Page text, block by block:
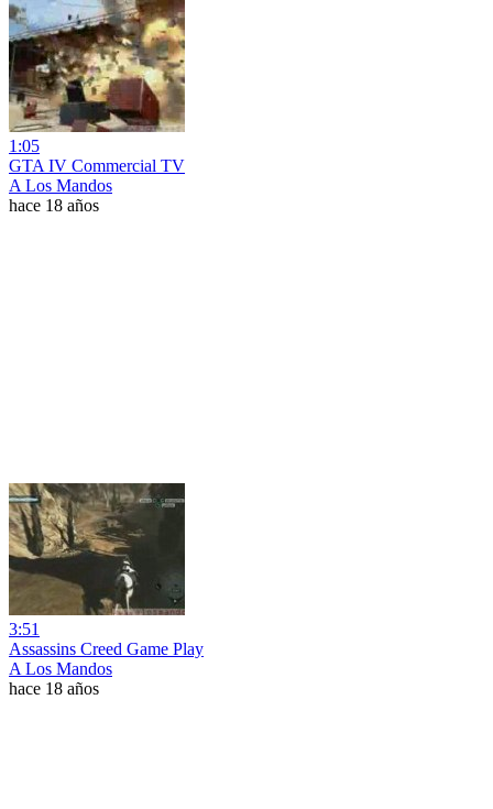
1:05
GTA IV Commercial TV
A Los Mandos
hace 18 años
3:51
Assassins Creed Game Play
A Los Mandos
hace 18 años